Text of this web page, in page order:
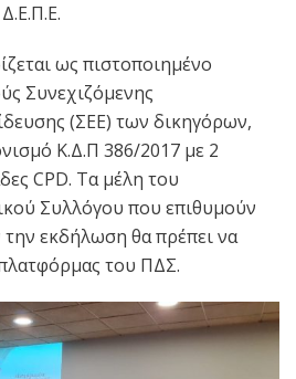
ως πιστοποιημένο
Συνεχιζόμενης
(ΣΕΕ) των δικηγόρων,
Κ.Δ.Π 386/2017 με 2
CPD. Τα μέλη του
Συλλόγου που επιθυμούν
εκδήλωση θα πρέπει να
του ΠΔΣ.